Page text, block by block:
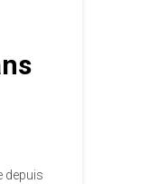
depuis